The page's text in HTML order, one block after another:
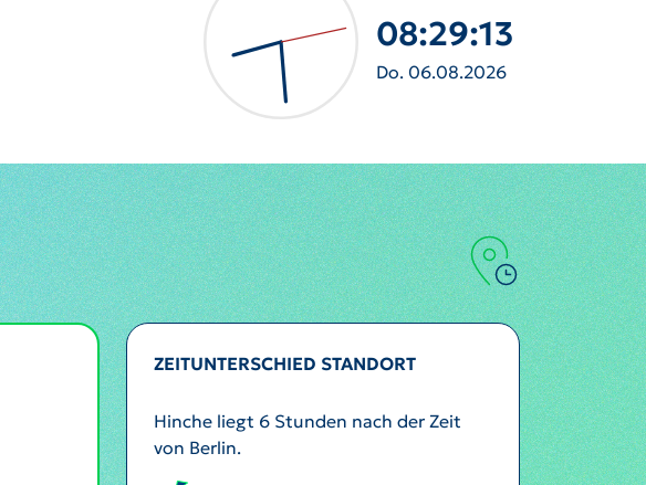
08:29:16
Do. 06.08.2026
ZEITUNTERSCHIED STANDORT
Hinche liegt 6 Stunden nach der Zeit
von Berlin.